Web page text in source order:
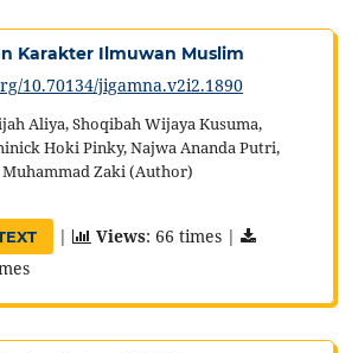
Karakter Ilmuwan Muslim
10.70134/jigamna.v2i2.1890
Aliya, Shoqibah Wijaya Kusuma,
Hoki Pinky, Najwa Ananda Putri,
Zaki (Author)
| Views: 66 times |